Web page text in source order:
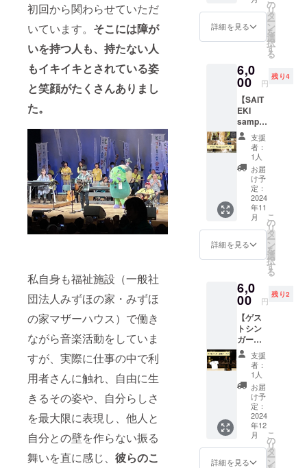
初回から関わらせていただ
いています。 そこには障が
いを持つ人も、持たない人
もイキイキとされている姿
と笑顔がたくさんありまし
た。
私自身も福祉施設（一般社
団法人みずほの家・みずほ
の家マザーハウス）で働き
ながら音楽活動をしていま
すが、実際に仕事の中で利
用者さんに触れ、自由に生
きるその姿や、自分らしさ
を最大限に表現し、他人と
自分との壁を作らない振る
舞いを直に感じ、 彼らのこ
弁当は
で当日9
時まで
す。個
人の方
は店頭
引き取
りでご
注文い
ただけ
ます。
今回は
さんさ
ん食堂
のお食
事券を
みなさ
まへ！
を運ん
で体験
さい。
・さん
さん食
堂 日替
わり定
食お食
事券(1
食分) ・
有効期
間2025
年3月末
まで
と自分
を知り
たい方
スが欲
しい方
好きな
方 にオ
ススメ
です！
親指の
画像を
お送り
いただ
けると
鑑定結
果の ・
音声
(画像を
診た瞬
でを) ・
テキス
トデー
タ ご記
入頂い
たメー
ルアド
レス、
SNSの
DM又は
LINEで
お送り
いたし
ます。 ◉
備考欄
ルアド
提供方
法：
メール
す。
お礼の
メッ
セージ
動画 感
持ちを
込め
て、お
礼の
メッ
セージ
動画を
お送り
しま
す。
詳細を見る
の
リ
タ
ー
ン
を
選
択
す
る
6,0
00 円
残り4
【SAIT
EKI
sample
CD】
SAITEK
Iのオリ
ジナル
ソング
sample
CDをお
送り致
しま
す。 ・
お礼の
メッ
セージ
謝の気
持ちを
込め
て、お
礼の
メッ
セージ
動画を
お送り
しま
す。 ・
収録時
間：約3
分間 ・
提供方
法：
メール
支援
者：
1人
お届
け予
定：
2024
年11
月
詳細を見る
こ
の
リ
タ
ー
ン
を
選
択
す
る
6,0
00 円
残り2
【ゲス
トシン
ガー応
援コー
ス】 ゲ
ストシ
ンガー
の『に
こい
ち』さ
んから
応援の
グッズ
をご提
支援
者：
1人
お届
け予
定：
2024
年12
月
詳細を見る
こ
の
リ
タ
ー
ン